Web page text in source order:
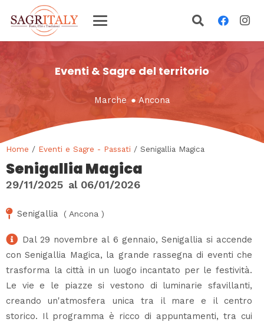
Eventi & Sagre del territorio
Marche ● Ancona
Home / Eventi e Sagre - Passati / Senigallia Magica
Senigallia Magica
29/11/2025 al 06/01/2026
Senigallia ( Ancona )
Dal 29 novembre al 6 gennaio, Senigallia si accende
con Senigallia Magica, la grande rassegna di eventi che
trasforma la città in un luogo incantato per le festività.
Le vie e le piazze si vestono di luminarie sfavillanti,
creando un'atmosfera unica tra il mare e il centro
storico. Il programma è ricco di appuntamenti, tra cui